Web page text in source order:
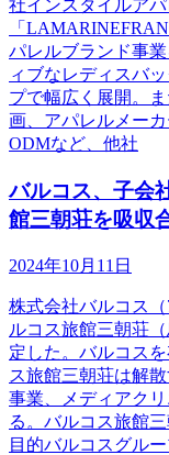
社インスタイルア
「
パレルブランド事
ィブなレディスバ
プで幅広く展開。
画、アパレルメー
ODMなど、他社
バルコス、子会
館三朝荘を吸収
2024年10月11日
株式会社バルコス
ルコス旅館三朝荘
定した。バルコス
ス旅館三朝荘は解
事業、メディアク
る。バルコス旅館
目的バルコスグル